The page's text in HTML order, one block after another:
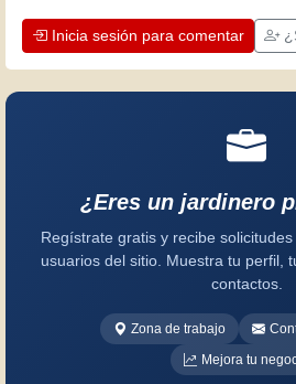
Inicia sesión para comentar
¿Eres un jardinero
Regístrate gratis y recibe
usuarios del sitio. Muestra tu perfil,
contactos.
Zona de trabajo
Mejora tu